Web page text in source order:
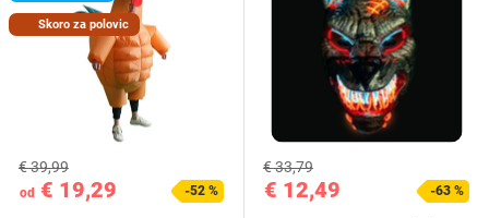
Skoro za polovic
od € 19,29
€ 39,99
-52 % € 12,49
€ 33,79
-63 %